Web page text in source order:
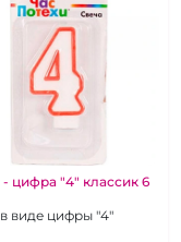
- цифра "4" классик 6
виде цифры "4"